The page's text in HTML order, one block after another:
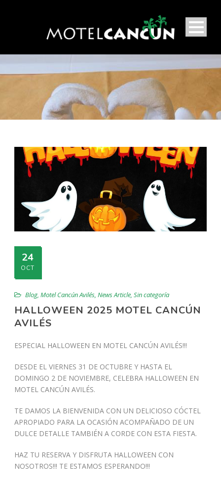
24
OCT
Blog, Motel Cancún Avilés, News Article, Sin categoría
HALLOWEEN 2025 MOTEL CANCÚN
AVILÉS
ESPECIAL HALLOWEEN EN MOTEL CANCÚN AVILÉS!!!
DESDE EL VIERNES 31 DE OCTUBRE Y HASTA EL
DOMINGO 2 DE NOVIEMBRE, CELEBRA HALLOWEEN EN
MOTEL CANCÚN AVILÉS.
TE DAMOS LA BIENVENIDA CON UN DELICIOSO CÓCTEL
APROPIADO PARA LA OCASIÓN ACOMPAÑADO DE UN
DULCE DETALLE TAMBIÉN A CORDE CON ESTA FIESTA.
HAZ TU RESERVA Y DISFRUTA HALLOWEEN CON
NOSOTROS!!! TE ESTAMOS ESPERANDO!!!